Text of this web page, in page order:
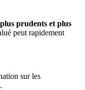
prudents et plus
peut rapidement
sur les